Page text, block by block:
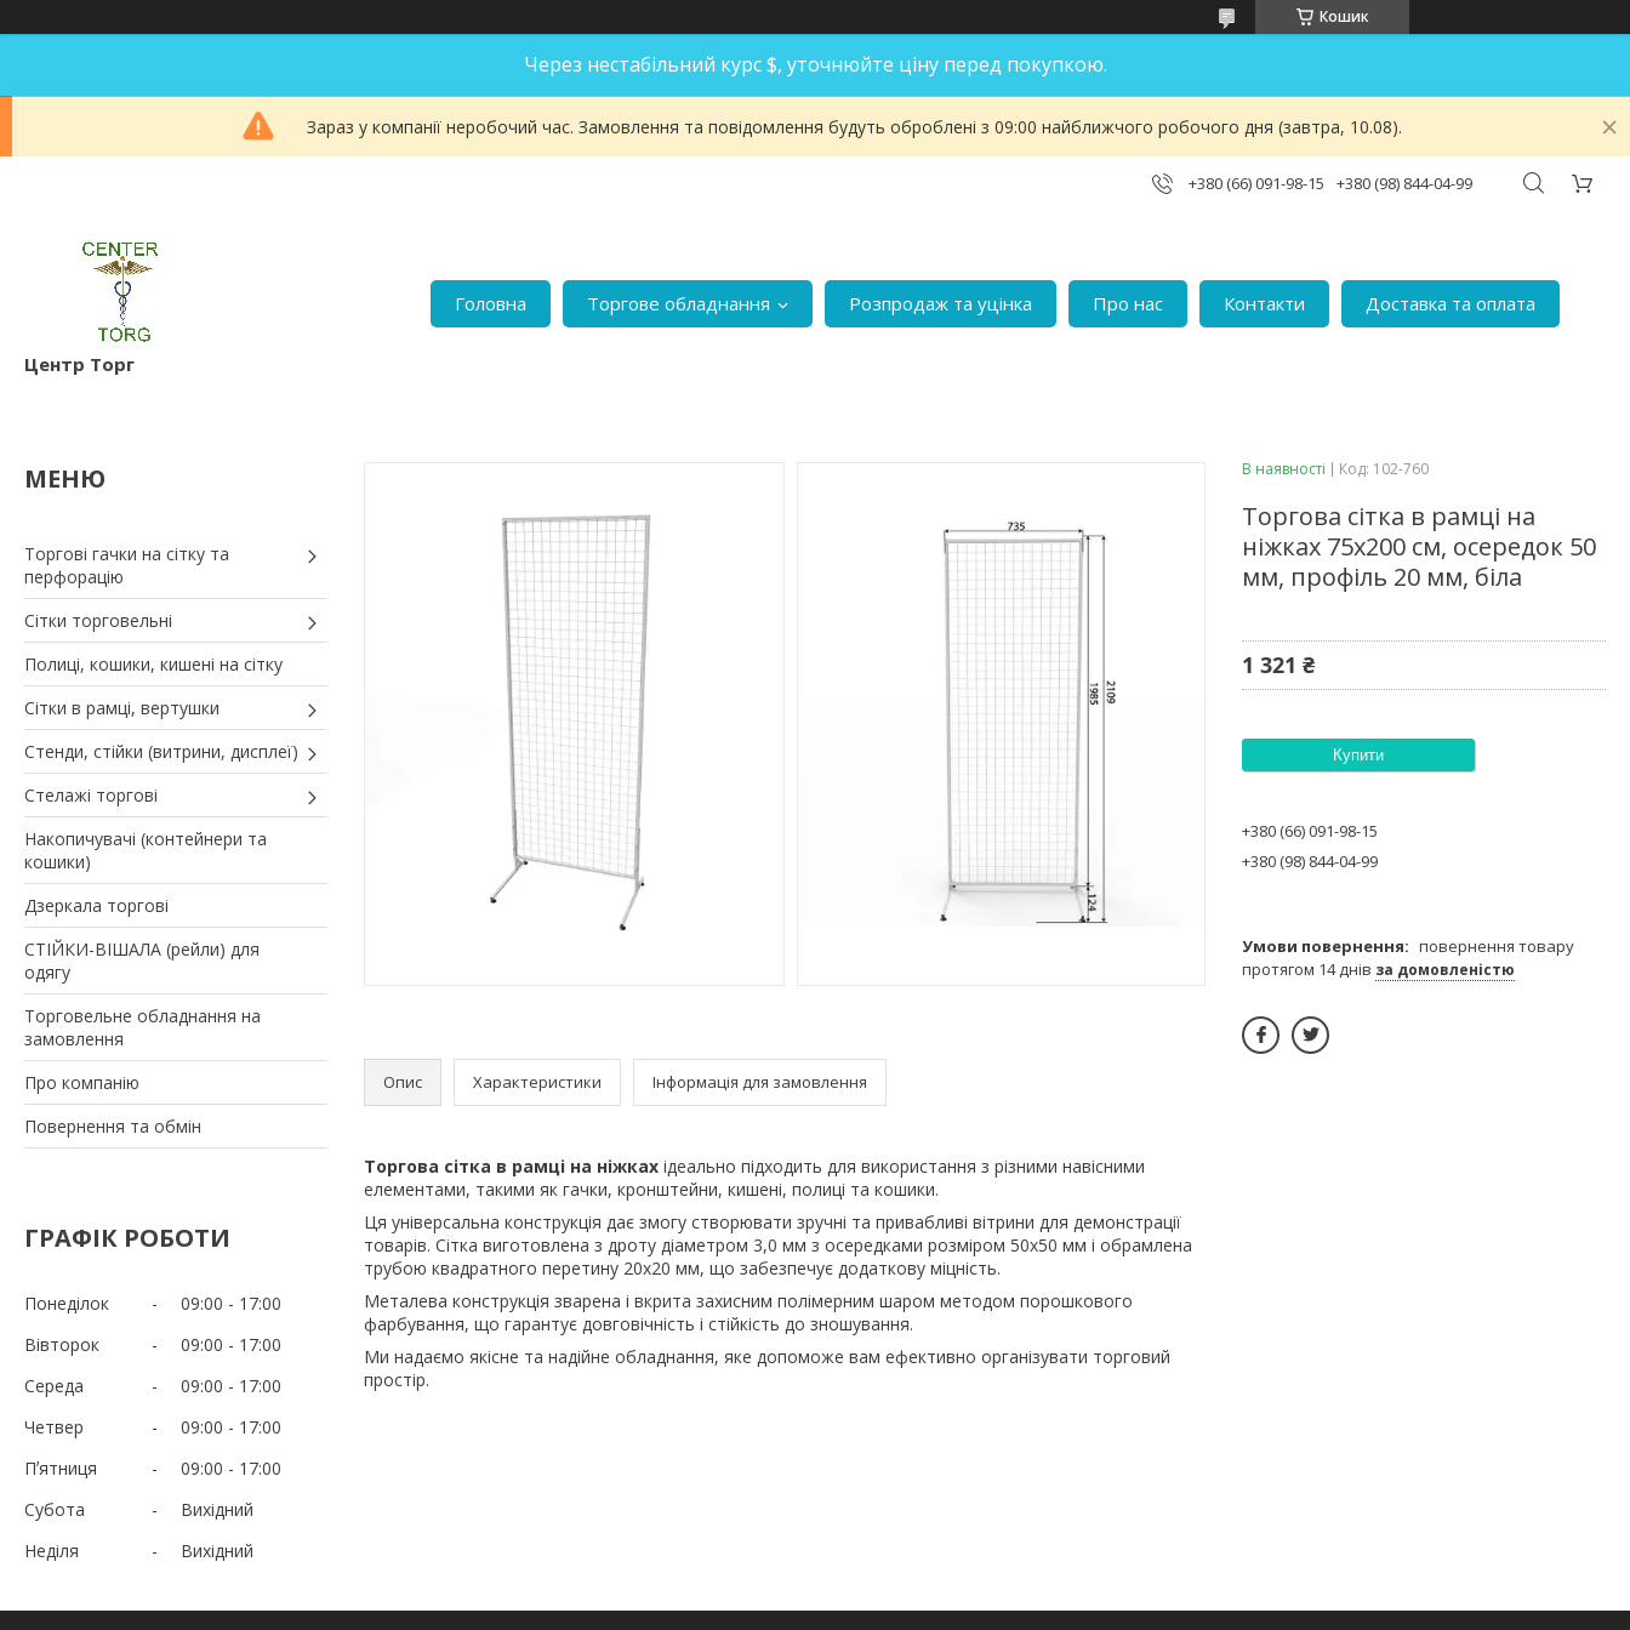
Кошик
Через нестабільний курс $, уточнюйте ціну перед покупкою.
Зараз у компанії неробочий час. Замовлення та повідомлення будуть оброблені з 09:00 найближчого робочого дня (завтра, 10.08).
+380 (66) 091-98-15 +380 (98) 844-04-99
Центр Торг
Головна Торгове обладнання Розпродаж та уцінка Про нас Контакти Доставка та оплата
Торгові гачки на сітку та
перфорацію
Сітки торговельні
Полиці, кошики, кишені на сітку
Сітки в рамці, вертушки
Стенди, стійки (витрини, дисплеї)
Стелажі торгові
Накопичувачі (контейнери та
кошики)
Дзеркала торгові
СТІЙКИ-ВІШАЛА (рейли) для
одягу
Торговельне обладнання на
замовлення
Про компанію
Повернення та обмін
ГРАФІК РОБОТИ
Понеділок 09:00
17:00
Вівторок
09:00
17:00
Середа
09:00
17:00
Четвер
09:00
17:00
Пʼятниця
09:00
17:00
Субота
Вихідний
Неділя
Вихідний
Опис Характеристики Інформація для замовлення
Торгова сітка в рамці на ніжках ідеально підходить для використання з різними навісними
елементами, такими як гачки, кронштейни, кишені, полиці та кошики.
Ця універсальна конструкція дає змогу створювати зручні та привабливі вітрини для демонстрації
товарів. Сітка виготовлена з дроту діаметром 3,0 мм з осередками розміром 50х50 мм і обрамлена
трубою квадратного перетину 20х20 мм, що забезпечує додаткову міцність.
Металева конструкція зварена і вкрита захисним полімерним шаром методом порошкового
фарбування, що гарантує довговічність і стійкість до зношування.
Ми надаємо якісне та надійне обладнання, яке допоможе вам ефективно організувати торговий
простір.
В наявності Код: 102-760
Торгова сітка в рамці на
ніжках 75х200 см, осередок 50
мм, профіль 20 мм, біла
1 321 ₴
Купити
+380 (66) 091-98-15
+380 (98) 844-04-99
повернення товару
протягом 14 днів за домовленістю